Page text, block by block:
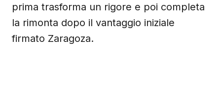
prima trasforma un rigore e poi completa
la rimonta dopo il vantaggio iniziale
firmato Zaragoza.